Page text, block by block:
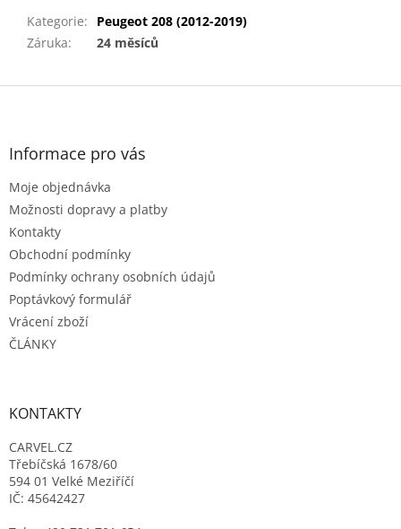
Kategorie:
Peugeot 208 (2012-2019)
Záruka: 24 měsíců
Z
Informace pro vás
Moje objednávka
Možnosti dopravy a platby
Kontakty
Obchodní podmínky
Podmínky ochrany osobních údajů
Poptávkový formulář
Vrácení zboží
ČLÁNKY
KONTAKTY
CARVEL.CZ
Třebíčská 1678/60
594 01 Velké Meziříčí
IČ: 45642427